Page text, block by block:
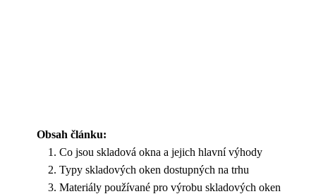
Obsah článku:
Co jsou skladová okna a jejich hlavní výhody
Typy skladových oken dostupných na trhu
Materiály používané pro výrobu skladových oken